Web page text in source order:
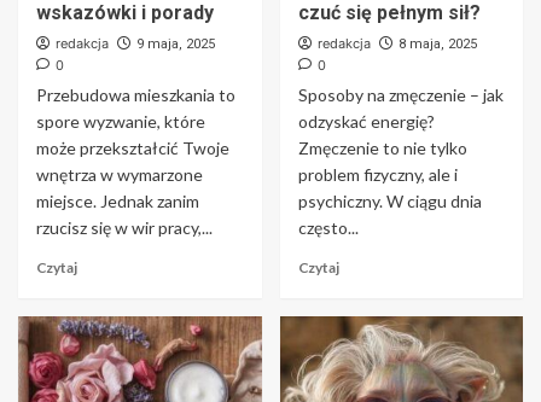
wskazówki i porady
redakcja 9 maja, 2025
0
Przebudowa mieszkania to
spore wyzwanie, które
może przekształcić Twoje
wnętrza w wymarzone
miejsce. Jednak zanim
rzucisz się w wir pracy,...
Czytaj
czuć się pełnym sił?
redakcja 8 maja, 2025
0
Sposoby na zmęczenie – jak
odzyskać energię?
Zmęczenie to nie tylko
problem fizyczny, ale i
psychiczny. W ciągu dnia
często...
Czytaj